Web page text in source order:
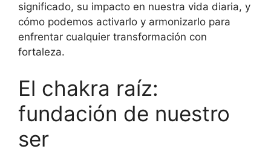
significado, su impacto en nuestra vida diaria, y
cómo podemos activarlo y armonizarlo para
enfrentar cualquier transformación con
fortaleza.
El chakra raíz:
fundación de nuestro
ser